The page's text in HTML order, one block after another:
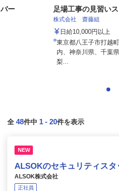
ー 足場工事の見習い
株式会社 齋藤組
日給10,000円以上
東京都八王子市打越
内、神奈川県、千葉
梨...
全 48件中 1 - 20件を表示
NEW
ALSOKのセキュリティスタ
ALSOK株式会社
正社員